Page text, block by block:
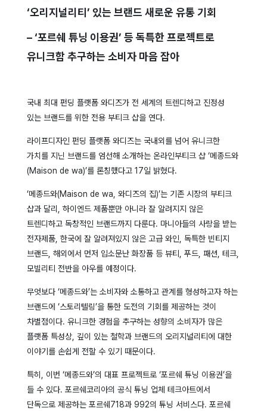
‘오리지널리티’ 있는 브랜드 새로운 유통 기회
– ‘포르쉐 튜닝 이용권’ 등 독특한 프로젝트로
유니크함 추구하는 소비자 마음 잡아
국내 최대 펀딩 플랫폼 와디즈가 전 세계의 트렌디하고 진정성
있는 브랜드를 위한 전용 부티크 샵을 연다.
라이프디자인 펀딩 플랫폼 와디즈는 국내외를 넘어 유니크한
가치를 지닌 브랜드를 엄선해 소개하는 온라인부티크 샵 ‘메종드와
(Maison de wa)’를 론칭했다고 17일 밝혔다.
‘메종드와(Maison de wa, 와디즈의 집)’는 기존 시장의 부티크
샵과 달리, 하이엔드 제품뿐만 아니라 잘 알려지지 않은
트렌디하고 독창적인 브랜드까지 다룬다. 마니아들의 사랑을 받는
전자제품, 한국에 잘 알려져있지 않은 고급 와인, 독특한 빈티지
브랜드, 해외에서 먼저 입소문난 화장품 등 뷰티, 푸드, 패션, 테크,
모빌리티 전반을 아우를 예정이다.
무엇보다 ‘메종드와’는 소비자와 소통하고 관계를 형성하고자 하는
브랜드에 ‘스토리텔링’을 통한 도전의 기회를 제공하는 것이
차별점이다. 유니크한 경험을 추구하는 성향의 소비자가 많은
플랫폼 특성상, 깊이 있는 철학과 브랜드의 오리지널리티에 대한
이야기를 손쉽게 전할 수 있기 때문이다.
특히, 이번 ‘메종드와’의 대표 프로젝트로 ‘포르쉐 튜닝 이용권’을
들 수 있다. 포르쉐코리아의 공식 튜닝 업체 테크아트에서
단독으로 제공하는 포르쉐718과 992의 튜닝 서비스다. 포르쉐